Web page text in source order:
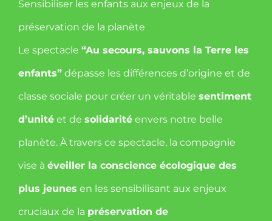
Sensibiliser les enfants aux enjeux de la
préservation de la planète
Le spectacle “Au secours, sauvons la Terre les
enfants” dépasse les différences d’origine et de
classe sociale pour créer un véritable sentiment
d’unité et de solidarité envers notre belle
planète. À travers ce spectacle, la compagnie
vise à éveiller la conscience écologique des
plus jeunes en les sensibilisant aux enjeux
cruciaux de la préservation de